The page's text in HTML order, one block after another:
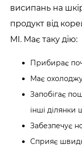
висипань на
продукт від
MI. Має таку дію:
Прибирає
Має
Запобігає
інші ділянки
Забезпечує
Сприяє